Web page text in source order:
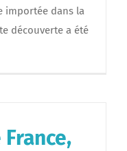
importée dans la
découverte a été